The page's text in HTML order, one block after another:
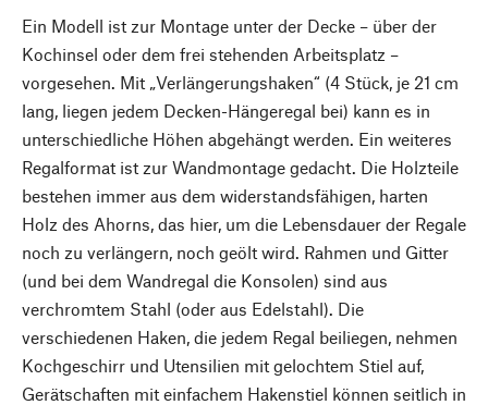
Ein Modell ist zur Montage unter der Decke – über der
Kochinsel oder dem frei stehenden Arbeitsplatz –
vorgesehen. Mit „Verlängerungshaken“ (4 Stück, je 21 cm
lang, liegen jedem Decken-Hängeregal bei) kann es in
unterschiedliche Höhen abgehängt werden. Ein weiteres
Regalformat ist zur Wandmontage gedacht. Die Holzteile
bestehen immer aus dem widerstandsfähigen, harten
Holz des Ahorns, das hier, um die Lebensdauer der Regale
noch zu verlängern, noch geölt wird. Rahmen und Gitter
(und bei dem Wandregal die Konsolen) sind aus
verchromtem Stahl (oder aus Edelstahl). Die
verschiedenen Haken, die jedem Regal beiliegen, nehmen
Kochgeschirr und Utensilien mit gelochtem Stiel auf,
Gerätschaften mit einfachem Hakenstiel können seitlich in